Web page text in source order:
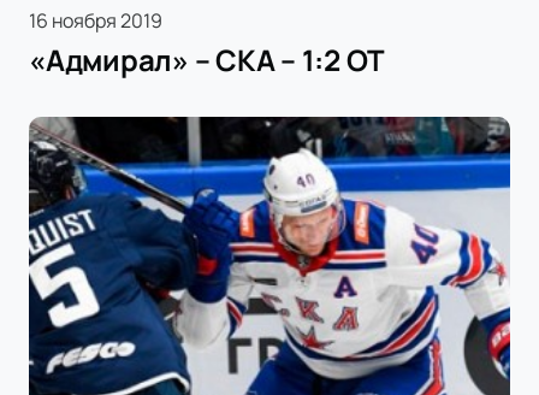
16 ноября 2019
«Адмирал» – СКА – 1:2 ОТ